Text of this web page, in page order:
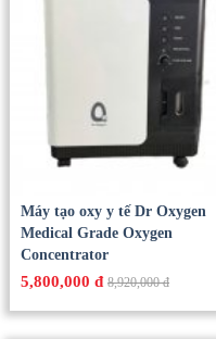
Máy Tạo Oxy Yuwell 8F-5AW
Chính Hãng – Oxy Tinh Khiết